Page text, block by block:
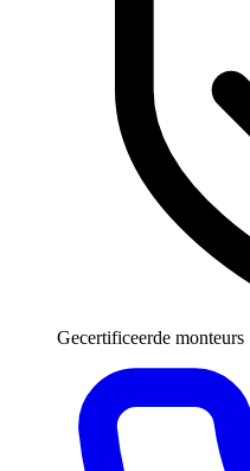
Gecertificeerde monteurs